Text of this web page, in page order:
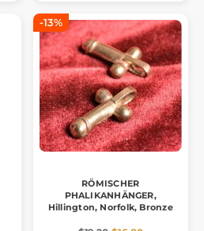
-13%
RÖMISCHER
PHALIKANHÄNGER,
Hillington, Norfolk, Bronze